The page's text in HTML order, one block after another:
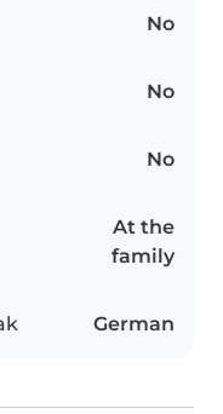
No
No
No
At the
family
German